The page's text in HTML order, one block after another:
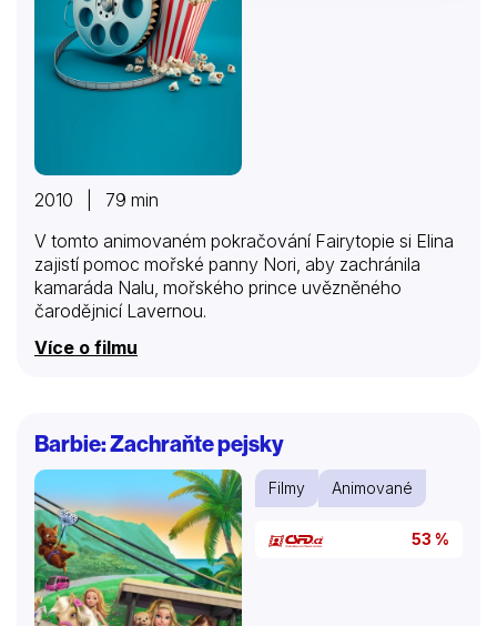
2010 | 79 min
V tomto animovaném pokračování Fairytopie si Elina
zajistí pomoc mořské panny Nori, aby zachránila
kamaráda Nalu, mořského prince uvězněného
čarodějnicí Lavernou.
Více o filmu
Barbie: Zachraňte pejsky
Filmy Animované
53 %